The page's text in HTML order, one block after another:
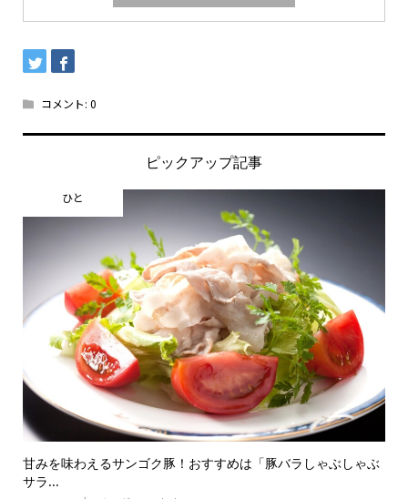
コメント: 0
ピックアップ記事
ひと
甘みを味わえるサンゴク豚！おすすめは「豚バラしゃぶしゃぶ
サラ...